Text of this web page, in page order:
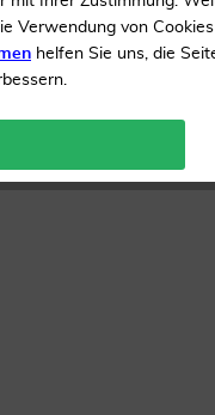
Inhalt5 Kompressen
Verwendung von Cookies
helfen Sie uns, die